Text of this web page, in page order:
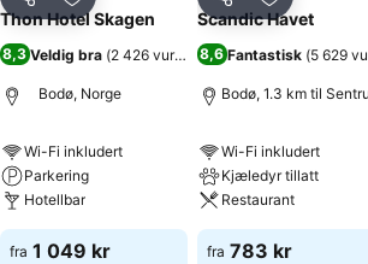
Del Legg til i favoritter
Thon Hotel Skagen
8,3 Veldig bra (2 426 vurderinger)
Bodø, Norge
Wi-Fi inkludert
Parkering
Hotellbar
fra 1 049 kr
Del Legg til i
Scandic Havet
8,6Fantastisk (5 629
Bodø, 1.3 km til
Wi-Fi inkludert
Kjæledyr tillatt
Restaurant
fra 783 kr